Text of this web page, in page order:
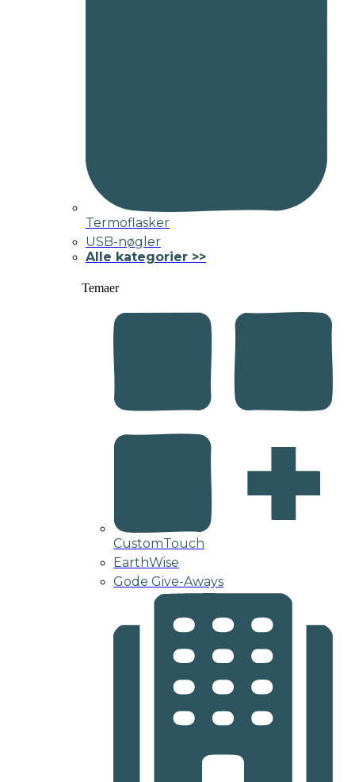
Termoflasker
USB-nøgler
Alle kategorier >>
Temaer
CustomTouch
EarthWise
Gode Give-Aways